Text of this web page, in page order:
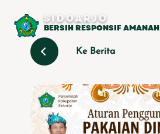
SIDOARJO
BERSIH RESPONSIF AMANAH
Ke Berita